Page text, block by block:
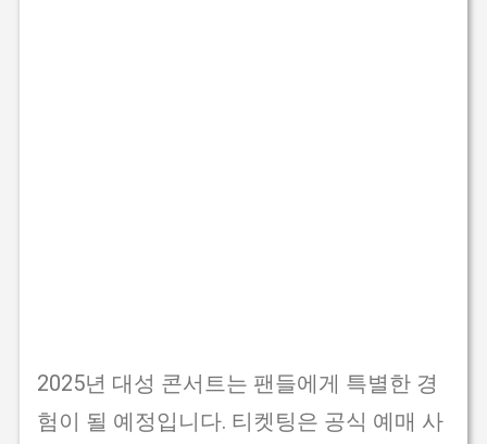
2025년 대성 콘서트는 팬들에게 특별한 경
험이 될 예정입니다. 티켓팅은 공식 예매 사